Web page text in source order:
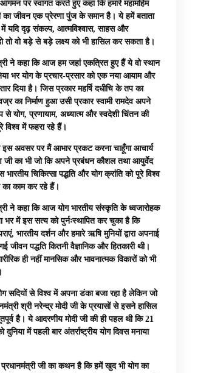
आगमन पर स्वागत करते हुए कहा कि हमारे महामहिम
का जीवन एक प्रेरणा पुंज के समान है। ये हमें बताता
में यदि दृढ़ संकल्प, आत्मविश्वास, साहस और
तो वो बड़े से बड़े लक्ष्य को भी हासिल कर सकता है।
ने कहा कि आज हम जहां एकत्रित हुए हैं ये वो स्थान
भर योग के प्रचार-प्रसार को एक नया आयाम और
दिया है। जिस प्रकार महर्षि दधीचि के तप का
का निर्माण हुआ उसी प्रकार स्वामी रामदेव अपने
से योग, प्रणायाम, अध्यात्म और स्वदेशी चिंतन की
विश्व में फहरा रहे हैं।
इस अवसर पर मैं आभार प्रकट करना चाहूँगा आचार्य
जी का भी जो कि अपने प्रबंधन कौशल तथा आयुर्वेद
भारतीय चिकित्सा पद्धति और योग क्रांति को पूरे विश्व
काम कर रहे हैं।
ने कहा कि आज योग भारतीय संस्कृति के ध्वजारोहक
भर में इस सत्य को पुर्नःस्थापित कर चुका है कि
भारतीय दर्शन और हमारे ऋषि मुनियों द्वारा अपनाई
जीवन पद्धति कितनी वैज्ञानिक और हितकारी थी।
ही नहीं मानसिक और भावनात्मक विकारों को भी
सदियों से विश्व में अपना डंका बजा रहा है लेकिन जो
श्री नरेन्द्र मोदी जी के प्रयासों से इसने हासिल
है। ये आदरणीय मोदी जी की ही पहल थी कि 21
में पहली बार अंतर्राष्ट्रीय योग दिवस मनाया
प्रधानमंत्री जी का कथन है कि हमें खुद भी योग का